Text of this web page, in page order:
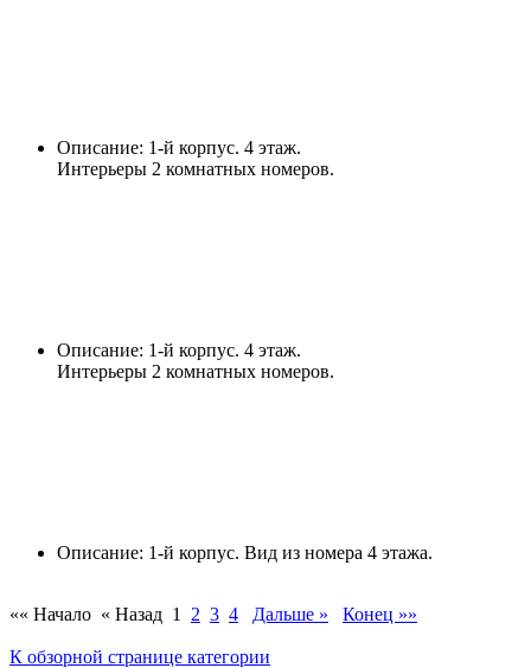
Описание: 1-й корпус. 4 этаж.
Интерьеры 2 комнатных номеров.
Описание: 1-й корпус. 4 этаж.
Интерьеры 2 комнатных номеров.
Описание: 1-й корпус. Вид из номера 4 этажа.
«« Начало « Назад 1 2 3 4 Дальше » Конец »»
К обзорной странице категории